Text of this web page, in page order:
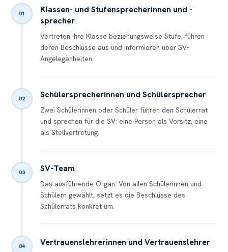
01
Klassen- und Stufensprecherinnen und -
sprecher
Vertreten ihre Klasse beziehungsweise Stufe, führen
deren Beschlüsse aus und informieren über SV-
Angelegenheiten.
02 Schülersprecherinnen und Schülersprecher
Zwei Schülerinnen oder Schüler führen den Schülerrat
und sprechen für die SV: eine Person als Vorsitz, eine
als Stellvertretung.
03 SV-Team
Das ausführende Organ: Von allen Schülerinnen und
Schülern gewählt, setzt es die Beschlüsse des
Schülerrats konkret um.
04 Vertrauenslehrerinnen und Vertrauenslehrer